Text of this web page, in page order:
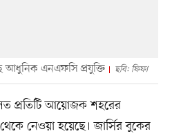
আধুনিক এনএফসি প্রযুক্তি ছবি: ফিফা
প্রতিটি আয়োজক শহরের
নেওয়া হয়েছে। জার্সির বুকের